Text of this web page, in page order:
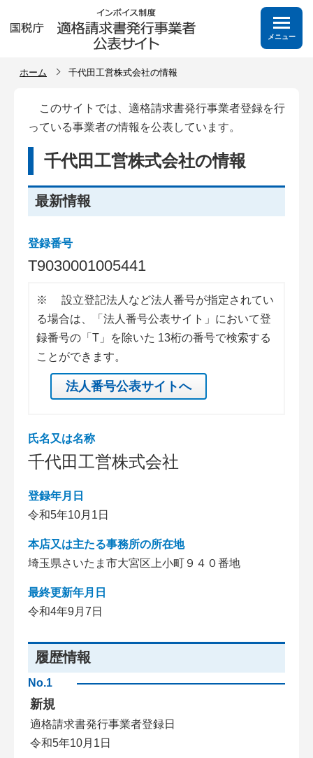
メニュー
ホーム 千代田工営株式会社の情報
このサイトでは、適格請求書発行事業者登録を行
っている事業者の情報を公表しています。
千代田工営株式会社の情報
最新情報
登録番号
T9030001005441
※
設立登記法人など法人番号が指定されてい
る場合は、「法人番号公表サイト」において登
録番号の「T」を除いた 13桁の番号で検索する
ことができます。
法人番号公表サイトへ
氏名又は名称
千代田工営株式会社
登録年月日
令和5年10月1日
本店又は主たる事務所の所在地
埼玉県さいたま市大宮区上小町９４０番地
最終更新年月日
令和4年9月7日
履歴情報
No.1
新規
適格請求書発行事業者登録日
令和5年10月1日